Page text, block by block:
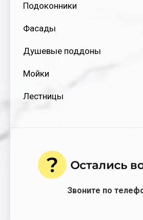
Подоконники
Фасады
Душевые поддоны
Мойки
Лестницы
Звоните по